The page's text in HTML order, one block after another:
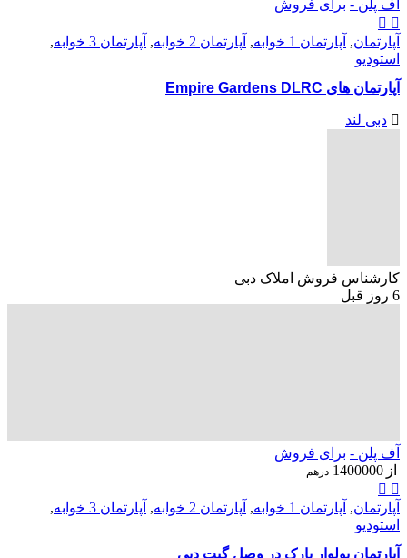
آف پلن - برای فروش
آپارتمان, آپارتمان 1 خوابه , آپارتمان 2 خوابه , آپارتمان 3 خوابه
,
استودیو
آپارتمان های Empire Gardens DLRC
دبی لند
کارشناس فروش املاک دبی
6 روز قبل
آف پلن - برای فروش
از 1400000 درهم
آپارتمان, آپارتمان 1 خوابه , آپارتمان 2 خوابه , آپارتمان 3 خوابه
,
استودیو
آپارتمان بولوار پارک در وصل گیت دبی